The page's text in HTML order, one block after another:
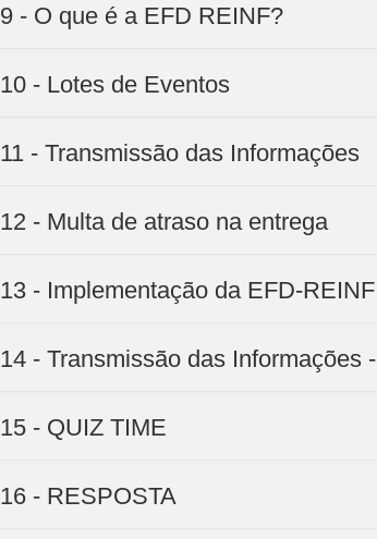
9 - O que é a EFD REINF?
10 - Lotes de Eventos
11 - Transmissão das Informações
12 - Multa de atraso na entrega
13 - Implementação da EFD-REINF
14 - Transmissão das Informações
15 - QUIZ TIME
16 - RESPOSTA